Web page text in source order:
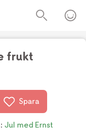
frukt
Spara
Jul med Ernst